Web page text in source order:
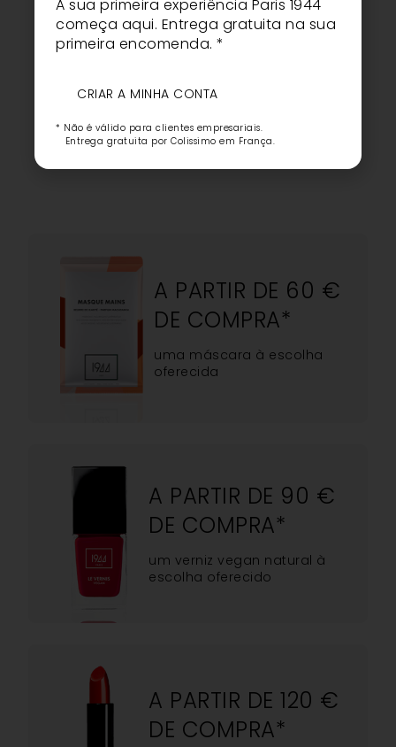
Portugal
Roménia
República Checa
xx
A PARTIR DE 60 €
DE COMPRA*
uma máscara à escolha
oferecida
A PARTIR DE 90 €
DE COMPRA*
um verniz vegan natural à
escolha oferecido
A PARTIR DE 120 €
DE COMPRA*
A sua primeira experiência Paris 1944
começa aqui. Entrega gratuita na sua
primeira encomenda. *
CRIAR A MINHA CONTA
* Não é válido para clientes empresariais.
Entrega gratuita por Colissimo em França.